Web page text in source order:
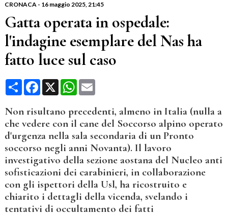
CRONACA- 16 maggio 2025, 21:45
Gatta operata in ospedale:
l'indagine esemplare del Nas ha
fatto luce sul caso
CondividiFacebook
X WhatsApp
Email
Non risultano precedenti, almeno in Italia (nulla a
che vedere con il cane del Soccorso alpino operato
d'urgenza nella sala secondaria di un Pronto
soccorso negli anni Novanta). Il lavoro
investigativo della sezione aostana del Nucleo anti
sofisticazioni dei carabinieri, in collaborazione
con gli ispettori della Usl, ha ricostruito e
chiarito i dettagli della vicenda, svelando i
tentativi di occultamento dei fatti